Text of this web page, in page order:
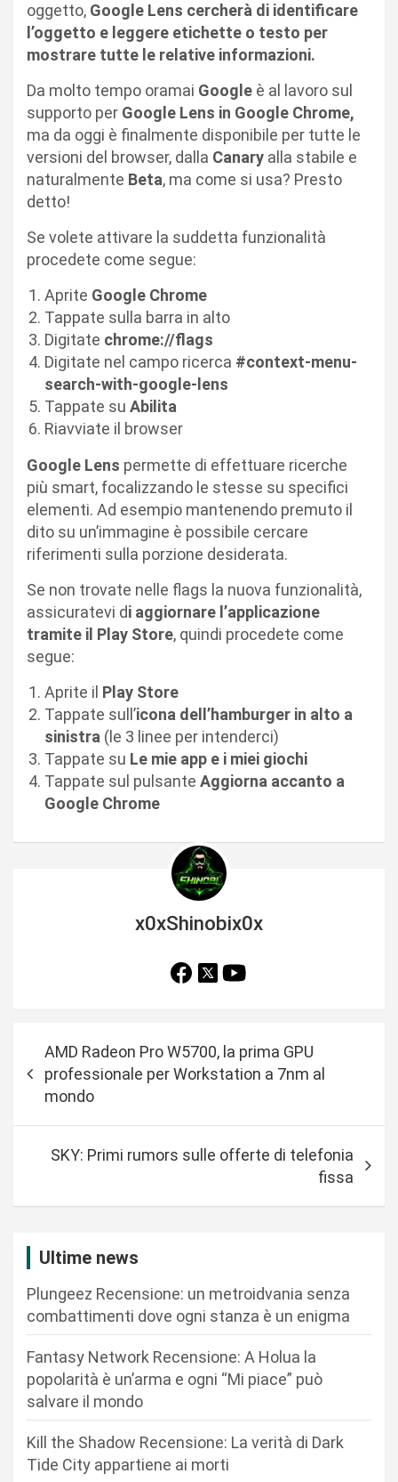
oggetto, Google Lens cercherà di identificare
l’oggetto e leggere etichette o testo per
mostrare tutte le relative informazioni.
Da molto tempo oramai Google è al lavoro sul
supporto per Google Lens in Google Chrome,
ma da oggi è finalmente disponibile per tutte le
versioni del browser, dalla Canary alla stabile e
naturalmente Beta, ma come si usa? Presto
detto!
Se volete attivare la suddetta funzionalità
procedete come segue:
Aprite Google Chrome
Tappate sulla barra in alto
Digitate chrome://flags
Digitate nel campo ricerca #context-menu-
search-with-google-lens
Tappate su Abilita
Riavviate il browser
Google Lens permette di effettuare ricerche
più smart, focalizzando le stesse su specifici
elementi. Ad esempio mantenendo premuto il
dito su un’immagine è possibile cercare
riferimenti sulla porzione desiderata.
Se non trovate nelle flags la nuova funzionalità,
assicuratevi di aggiornare l’applicazione
tramite il Play Store, quindi procedete come
segue:
Aprite il Play Store
Tappate sull’icona dell’hamburger in alto a
sinistra (le 3 linee per intenderci)
Tappate su Le mie app e i miei giochi
Tappate sul pulsante Aggiorna accanto a
Google Chrome
x0xShinobix0x
i
z
AMD Radeon Pro W5700, la prima GPU
professionale per Workstation a 7nm al
mondo
SKY: Primi rumors sulle offerte di telefonia
fissa
Ultime news
Plungeez Recensione: un metroidvania senza
combattimenti dove ogni stanza è un enigma
Fantasy Network Recensione: A Holua la
popolarità è un’arma e ogni “Mi piace” può
salvare il mondo
Kill the Shadow Recensione: La verità di Dark
Tide City appartiene ai morti